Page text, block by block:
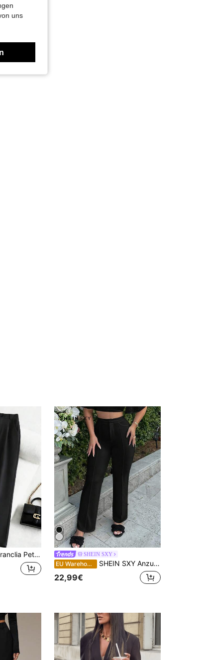
Damen Knopf Bund gerade geschnittene lockere lässige Anzughose, Petite Damen SHEIN SXY
EU Warehouse SHEIN SXY Anzughose mit weitem Bein für Herbst/Winter
22,99€
uns